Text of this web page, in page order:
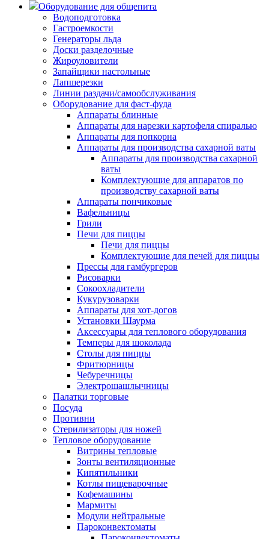
Оборудование для общепита
Водоподготовка
Гастроемкости
Генераторы льда
Доски разделочные
Жироуловители
Запайщики настольные
Лапшерезки
Линии раздачи/самообслуживания
Оборудование для фаст-фуда
Аппараты блинные
Аппараты для нарезки картофеля спиралью
Аппараты для попкорна
Аппараты для производства сахарной ваты
Аппараты для производства сахарной
ваты
Комплектующие для аппаратов по
производству сахарной ваты
Аппараты пончиковые
Вафельницы
Грили
Печи для пиццы
Печи для пиццы
Комплектующие для печей для пиццы
Прессы для гамбургеров
Рисоварки
Сокоохладители
Кукурузоварки
Аппараты для хот-догов
Установки Шаурма
Аксессуары для теплового оборудования
Темперы для шоколада
Столы для пиццы
Фритюрницы
Чебуречницы
Электрошашлычницы
Палатки торговые
Посуда
Противни
Стерилизаторы для ножей
Тепловое оборудование
Витрины тепловые
Зонты вентиляционные
Кипятильники
Котлы пищеварочные
Кофемашины
Мармиты
Модули нейтральные
Пароконвектоматы